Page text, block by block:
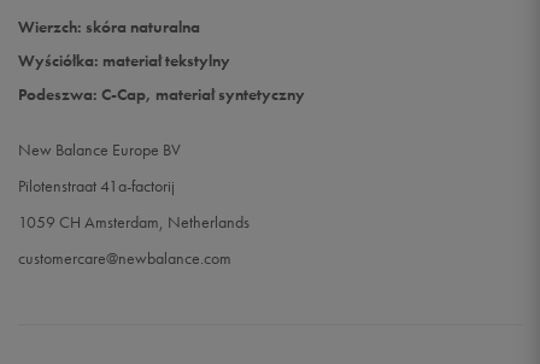
Wierzch: skóra naturalna
Wyściółka: materiał tekstylny
Podeszwa: C-Cap, materiał syntetyczny
New Balance Europe BV
Pilotenstraat 41a-factorij
1059 CH Amsterdam, Netherlands
customercare@newbalance.com